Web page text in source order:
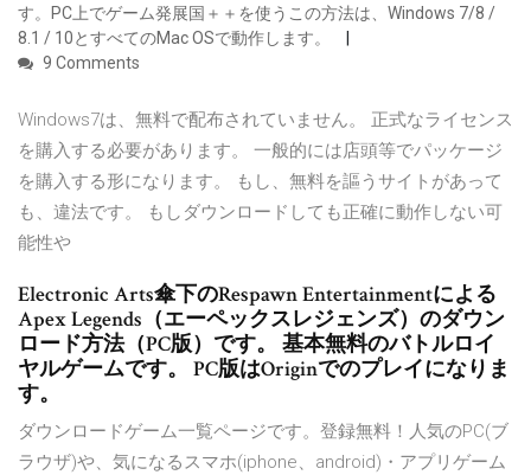
す。PC上でゲーム発展国＋＋を使うこの方法は、Windows 7/8 /
8.1 / 10とすべてのMac OSで動作します。
9 Comments
Windows7は、無料で配布されていません。 正式なライセンス
を購入する必要があります。 一般的には店頭等でパッケージ
を購入する形になります。 もし、無料を謳うサイトがあって
も、違法です。 もしダウンロードしても正確に動作しない可
能性や
Electronic Arts傘下のRespawn Entertainmentによる
Apex Legends（エーペックスレジェンズ）のダウン
ロード方法（PC版）です。 基本無料のバトルロイ
ヤルゲームです。 PC版はOriginでのプレイになりま
す。
ダウンロードゲーム一覧ページです。登録無料！人気のPC(ブ
ラウザ)や、気になるスマホ(iphone、android)・アプリゲーム